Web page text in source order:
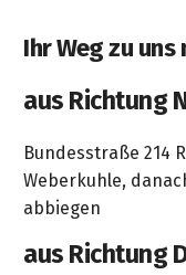
Prospekte
Grills
Grill-
Kataloge
&
Prospekte
Prospekte
Marken
Ansprechpartner
Kataloge
Prospekte
Ihr Weg zu
aus Richtung
Bundesstraße 214
Weberkuhle,
abbiegen
aus Richtung